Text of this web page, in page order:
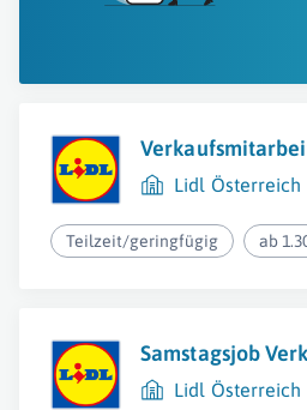
Lidl Österreich
Teilzeit/geringfügig ab
Samstagsjob
Lidl Österreich